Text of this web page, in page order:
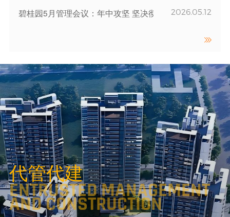
碧桂园5月管理会议：年中攻坚 坚决彻底 2026.05.12
代管代建
ENTRUSTED MANAGEMENT
AND CONSTRUCTION